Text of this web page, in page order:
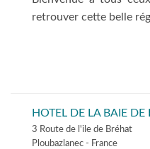
retrouver cette belle
HOTEL DE LA BAIE
3 Route de l'ile de Bréhat
Ploubazlanec - France